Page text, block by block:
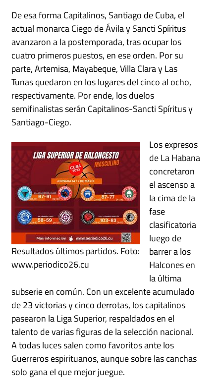
De esa forma Capitalinos, Santiago de Cuba, el
actual monarca Ciego de Ávila y Sancti Spíritus
avanzaron a la postemporada, tras ocupar los
cuatro primeros puestos, en ese orden. Por su
parte, Artemisa, Mayabeque, Villa Clara y Las
Tunas quedaron en los lugares del cinco al ocho,
respectivamente. Por ende, los duelos
semifinalistas serán Capitalinos-Sancti Spíritus y
Santiago-Ciego.
Resultados últimos partidos. Foto:
www.periodico26.cu
Los expresos
de La Habana
concretaron
el ascenso a
la cima de la
fase
clasificatoria
luego de
barrer a los
Halcones en
la última
subserie en común. Con un excelente acumulado
de 23 victorias y cinco derrotas, los capitalinos
pasearon la Liga Superior, respaldados en el
talento de varias figuras de la selección nacional.
A todas luces salen como favoritos ante los
Guerreros espirituanos, aunque sobre las canchas
solo gana el que mejor juegue.